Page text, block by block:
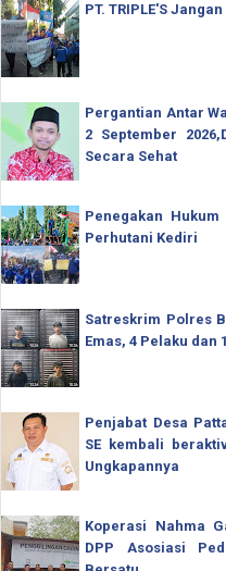
PT. TRIPLE'S
Pergantian Antar
2 September
Secara Sehat
Penegakan
Perhutani Kediri
Satreskrim Polres
Emas, 4 Pelaku dan
Penjabat Desa
SE kembali
Ungkapannya
Koperasi Nahma
DPP Asosiasi